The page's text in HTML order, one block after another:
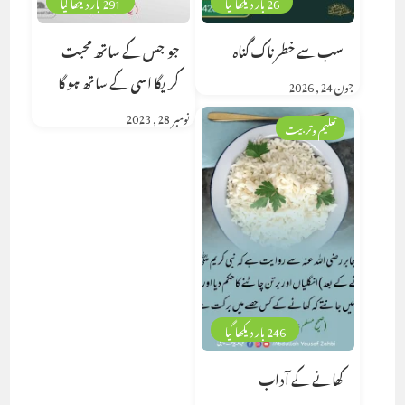
جو جس کے ساتھ محبت
کریگا اسی کے ساتھ ہو گا
نومبر 28, 2023
سب سے خطرناک گناہ
جون 24, 2026
246 بار دیکھا گیا
تعلیم وتربیت
کھانے کے آداب